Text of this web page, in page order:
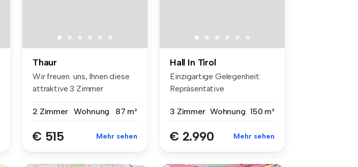
Thaur
Wir freuen uns, Ihnen diese
attraktive 3 Zimmer
2 Zimmer
Wohnung 87 m²
€ 515 Mehr sehen
Hall In Tirol
Einzigartige Gelegenheit:
Repräsentative
3 Zimmer Wohnung 150 m²
€ 2.990 Mehr sehen